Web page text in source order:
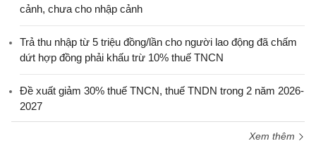
cảnh, chưa cho nhập cảnh
Trả thu nhập từ 5 triệu đồng/lần cho người lao động đã chấm
dứt hợp đồng phải khấu trừ 10% thuế TNCN
Đề xuất giảm 30% thuế TNCN, thuế TNDN trong 2 năm 2026-
2027
Xem thêm